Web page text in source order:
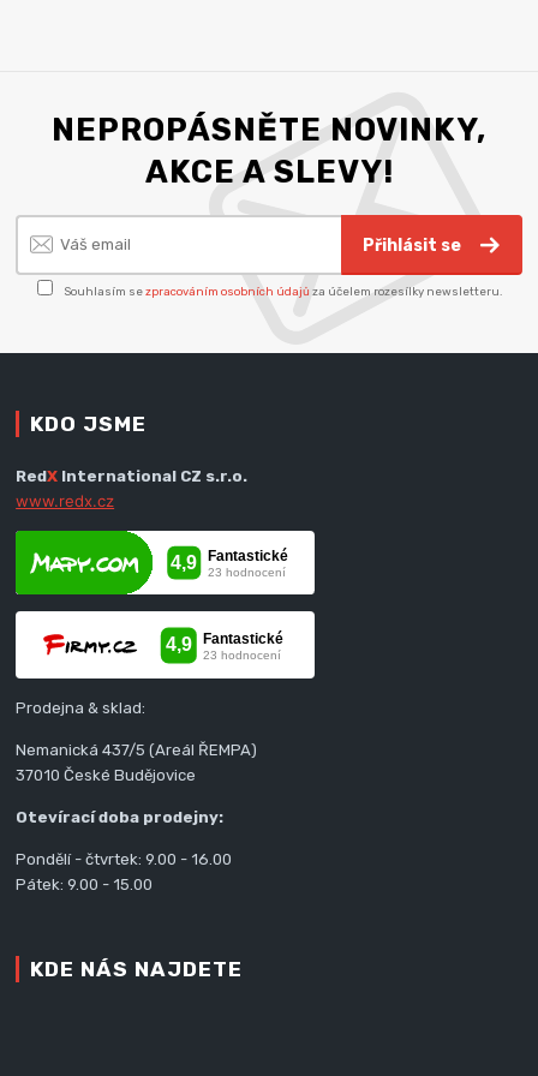
NEPROPÁSNĚTE NOVINKY,
AKCE A SLEVY!
Přihlásit se
Souhlasím sezpracováním osobních údajů za účelem rozesílky newsletteru.
KDO JSME
RedX International CZ s.r.o.
www.redx.cz
Prodejna & sklad:
Nemanická 437/5 (Areál ŘEMPA)
37010 České Budějovice
Otevírací doba prodejny:
Pondělí - čtvrtek: 9.00 - 16.00
Pátek: 9.00 - 15.00
KDE NÁS NAJDETE